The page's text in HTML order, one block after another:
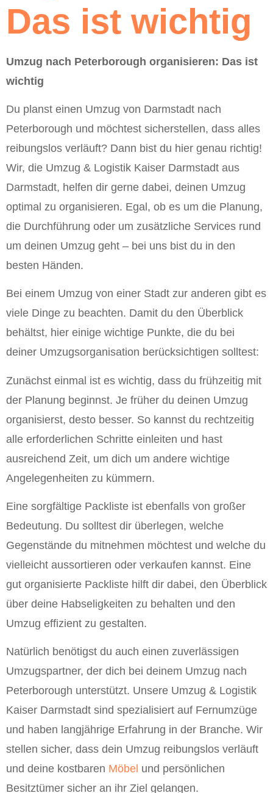
Das ist wichtig
Umzug nach Peterborough organisieren: Das ist
wichtig
Du planst einen Umzug von Darmstadt nach
Peterborough und möchtest sicherstellen, dass alles
reibungslos verläuft? Dann bist du hier genau richtig!
Wir, die Umzug & Logistik Kaiser Darmstadt aus
Darmstadt, helfen dir gerne dabei, deinen Umzug
optimal zu organisieren. Egal, ob es um die Planung,
die Durchführung oder um zusätzliche Services rund
um deinen Umzug geht – bei uns bist du in den
besten Händen.
Bei einem Umzug von einer Stadt zur anderen gibt es
viele Dinge zu beachten. Damit du den Überblick
behältst, hier einige wichtige Punkte, die du bei
deiner Umzugsorganisation berücksichtigen solltest:
Zunächst einmal ist es wichtig, dass du frühzeitig mit
der Planung beginnst. Je früher du deinen Umzug
organisierst, desto besser. So kannst du rechtzeitig
alle erforderlichen Schritte einleiten und hast
ausreichend Zeit, um dich um andere wichtige
Angelegenheiten zu kümmern.
Eine sorgfältige Packliste ist ebenfalls von großer
Bedeutung. Du solltest dir überlegen, welche
Gegenstände du mitnehmen möchtest und welche du
vielleicht aussortieren oder verkaufen kannst. Eine
gut organisierte Packliste hilft dir dabei, den Überblick
über deine Habseligkeiten zu behalten und den
Umzug effizient zu gestalten.
Natürlich benötigst du auch einen zuverlässigen
Umzugspartner, der dich bei deinem Umzug nach
Peterborough unterstützt. Unsere Umzug & Logistik
Kaiser Darmstadt sind spezialisiert auf Fernumzüge
und haben langjährige Erfahrung in der Branche. Wir
stellen sicher, dass dein Umzug reibungslos verläuft
und deine kostbaren Möbel und persönlichen
Besitztümer sicher an ihr Ziel gelangen.